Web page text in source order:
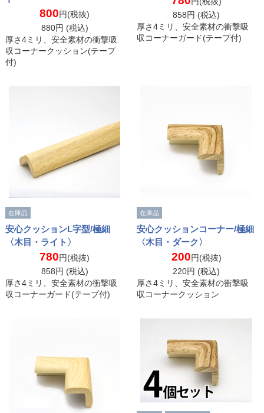
800円(税抜)
880円 (税込)
厚さ4ミリ、安全素材の衝撃吸
収コーナークッション(テープ
付)
858円 (税込)
厚さ4ミリ、安全素材の衝撃吸
収コーナーガード(テープ付)
在庫品
安心クッションL字型/極細
〈木目・ライト〉
780円(税抜)
858円 (税込)
厚さ4ミリ、安全素材の衝撃吸
収コーナーガード(テープ付)
在庫品
安心クッションコーナー/極細
〈木目・ダーク〉
200円(税抜)
220円 (税込)
厚さ4ミリ、安全素材の衝撃吸
収コーナークッション